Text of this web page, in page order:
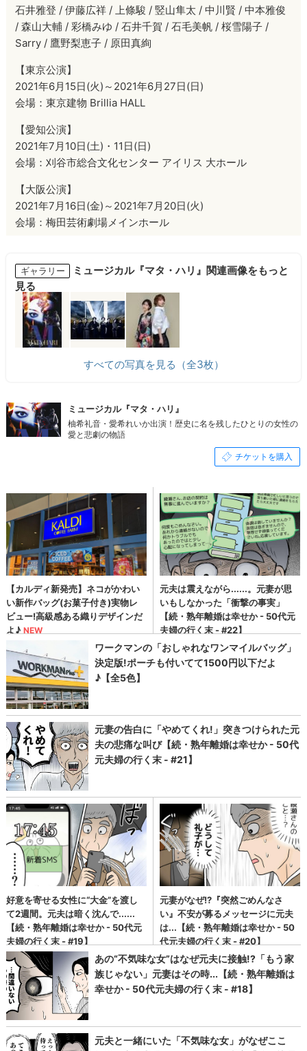
石井雅登 / 伊藤広祥 / 上條駿 / 竪山隼太 / 中川賢 / 中本雅俊
/ 森山大輔 / 彩橋みゆ / 石井千賀 / 石毛美帆 / 桜雪陽子 /
Sarry / 鷹野梨恵子 / 原田真絢
【東京公演】
2021年6月15日(火)～2021年6月27日(日)
会場：東京建物 Brillia HALL
【愛知公演】
2021年7月10日(土)・11日(日)
会場：刈谷市総合文化センター アイリス 大ホール
【大阪公演】
2021年7月16日(金)～2021年7月20日(火)
会場：梅田芸術劇場メインホール
ギャラリー
ミュージカル『マタ・ハリ』関連画像をもっと
見る
すべての写真を見る（全3枚）
ミュージカル『マタ・ハリ』
柚希礼音・愛希れいか出演！歴史に名を残したひとりの女性の
愛と悲劇の物語
チケットを購入